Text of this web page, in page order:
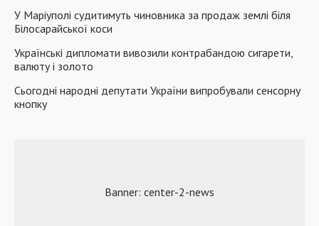
У Маріуполі судитимуть чиновника за продаж землі біля
Білосарайської коси
Українські дипломати вивозили контрабандою сигарети,
валюту і золото
Сьогодні народні депутати України випробували сенсорну
кнопку